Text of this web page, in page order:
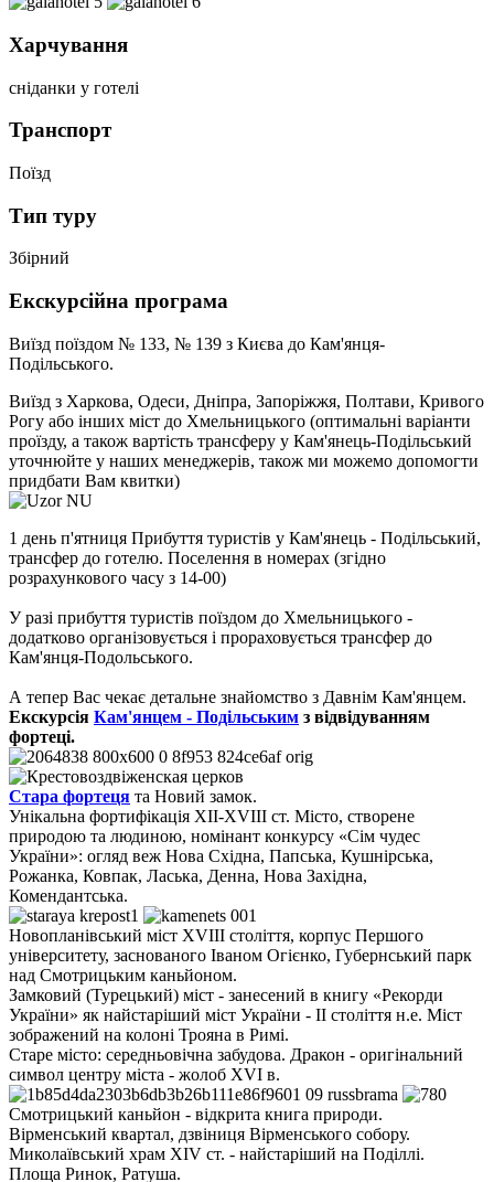
Харчування
сніданки у готелі
Транспорт
Поїзд
Тип туру
Збірний
Екскурсійна програма
Виїзд поїздом № 133, № 139 з Києва до Кам'янця-
Подільського.
Виїзд з Харкова, Одеси, Дніпра, Запоріжжя, Полтави, Кривого
Рогу або інших міст до Хмельницького (оптимальні варіанти
проїзду, а також вартість трансферу у Кам'янець-Подільський
уточнюйте у наших менеджерів, також ми можемо допомогти
придбати Вам квитки)
1 день п'ятниця Прибуття туристів у Кам'янець - Подільський,
трансфер до готелю. Поселення в номерах (згідно
розрахункового часу з 14-00)
У разі прибуття туристів поїздом до Хмельницького -
додатково організовується і прораховується трансфер до
Кам'янця-Подольського.
А тепер Вас чекає детальне знайомство з Давнім Кам'янцем.
Екскурсія Кам'янцем - Подільським з відвідуванням
фортеці.
Стара фортеця та Новий замок.
Унікальна фортифікація XII-XVIII ст. Місто, створене
природою та людиною, номінант конкурсу «Сім чудес
України»: огляд веж Нова Східна, Папська, Кушнірська,
Рожанка, Ковпак, Ласька, Денна, Нова Західна,
Комендантська.
Новопланівський міст XVIII століття, корпус Першого
університету, заснованого Іваном Огієнко, Губернський парк
над Смотрицьким каньйоном.
Замковий (Турецький) міст - занесений в книгу «Рекорди
України» як найстаріший міст України - II століття н.е. Міст
зображений на колоні Трояна в Римі.
Старе місто: середньовічна забудова. Дракон - оригінальний
символ центру міста - жолоб XVI в.
Смотрицький каньйон - відкрита книга природи.
Вірменський квартал, дзвіниця Вірменського собору.
Миколаївський храм XIV ст. - найстаріший на Поділлі.
Площа Ринок, Ратуша.